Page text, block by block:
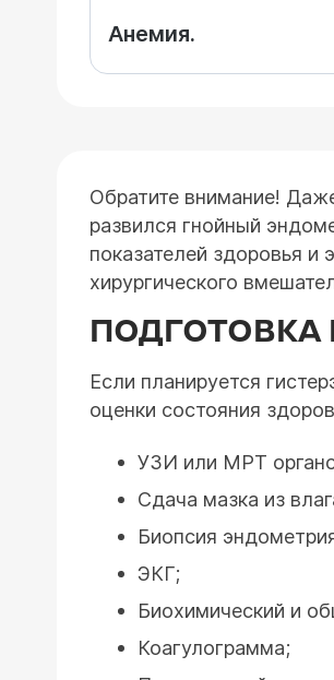
Анемия.
Обратите внимание!
развился гнойный
показателей здоровья и
хирургического
ПОДГОТОВКА
Если планируется
оценки состояния
УЗИ или МРТ
Сдача мазка из
Биопсия
ЭКГ;
Биохимический и
Коагулограмма;